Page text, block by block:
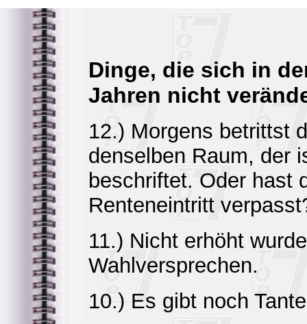
Dinge, die sich in
Jahren nicht
12.) Morgens betrittst
denselben Raum, der
beschriftet. Oder hast
Renteneintritt
11.) Nicht erhöht
Wahlversprechen.
10.) Es gibt noch